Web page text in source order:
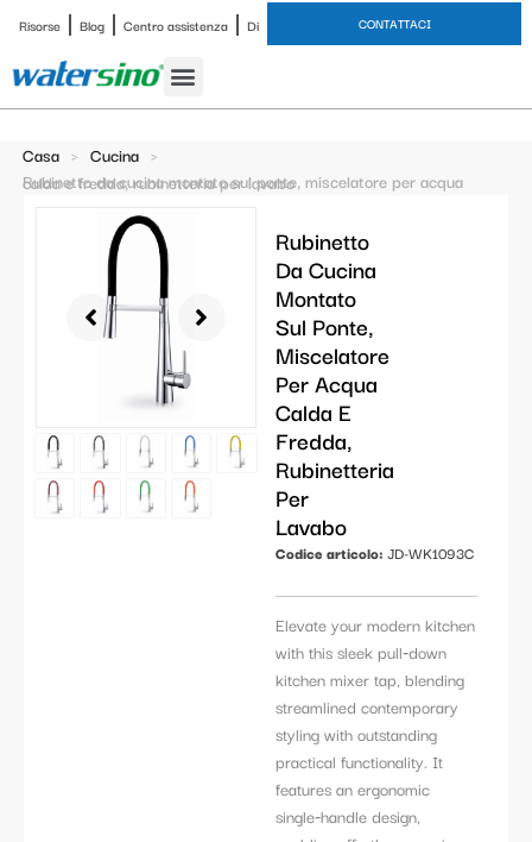
Risorse Blog Centro assistenza Di CONTATTACI
Casa > Cucina >
Rubinetto da cucina montato sul ponte, miscelatore per acqua calda e fredda, rubinetteria per lavabo
Rubinetto
Da Cucina
Montato
Sul Ponte,
Miscelatore
Per Acqua
Calda E
Fredda,
Rubinetteria
Per
Lavabo
Codice articolo: JD-WK1093C
Elevate your modern kitchen
with this sleek pull‑down
kitchen mixer tap, blending
streamlined contemporary
styling with outstanding
practical functionality. It
features an ergonomic
single‑handle design,